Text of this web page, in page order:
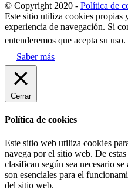
© Copyright 2020 - Política de
Este sitio utiliza cookies propias
experiencia de navegación. Si
entenderemos que acepta su uso.
Saber más
Cerrar
Política de cookies
Este sitio web utiliza cookies
navega por el sitio web. De
clasifican según sea necesario
son esenciales para el
del sitio web.